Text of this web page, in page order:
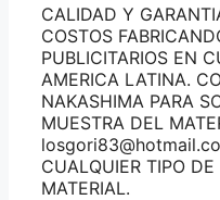
CALIDAD Y
COSTOS
PUBLICITARIOS EN
AMERICA LATINA.
NAKASHIMA PARA
MUESTRA DEL
CUALQUIER TIPO
MATERIAL.